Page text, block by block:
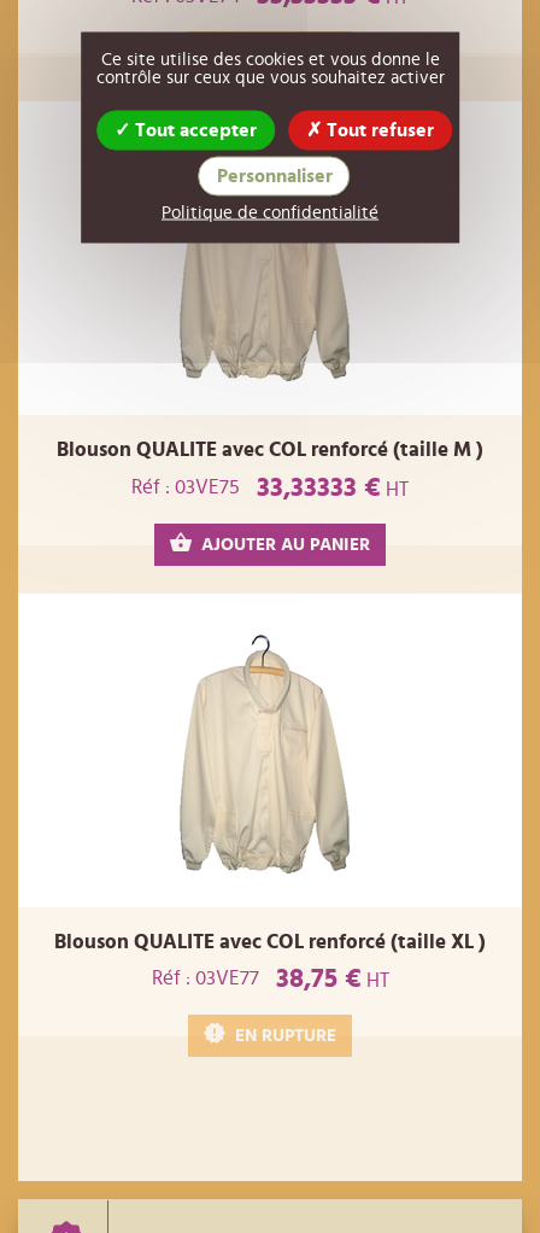
EN RUPTURE
Blouson QUALITE avec COL renforcé (taille M )
Réf : 03VE75
33,33333 € HT
AJOUTER AU PANIER
Blouson QUALITE avec COL renforcé (taille XL )
Réf : 03VE77
38,75 € HT
EN RUPTURE
Ce site utilise des cookies et vous donne le
contrôle sur ceux que vous souhaitez activer
Tout accepter Tout refuser
Personnaliser
Politique de confidentialité